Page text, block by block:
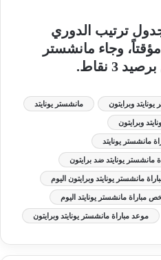
ترتيب الدوري
برصيد 6 نقاط مؤقتاً، وجاء مانشستر
3 نقاط.
وبرايتون مانشستر يونايتد
وبرايتون
مانشستر يونايتد
مانشستر يونايتد ضد برايتون
مانشستر يونايتد وبرايتون اليوم
مباراة مانشستر يونايتد اليوم
موعد مباراة مانشستر يونايتد وبرايتون